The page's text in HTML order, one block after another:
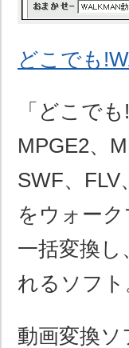
どこでも
「どこで
MPGE2、
SWF、
をウォー
一括変換
れるソフト
動画変換